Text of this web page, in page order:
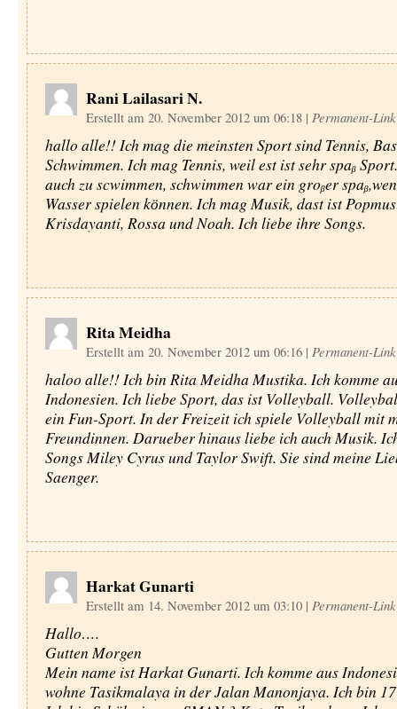
Rani Lailasari N.
Erstellt am 20. November 2012 um 06:18 | Permanent-Link
hallo alle!! Ich mag die meinsten Sport sind Tennis,
Schwimmen. Ich mag Tennis, weil est ist sehr spaᵦ
auch zu scwimmen, schwimmen war ein groᵦer
Wasser spielen kӧnnen. Ich mag Musik, dast ist
Krisdayanti, Rossa und Noah. Ich liebe ihre Songs.
Rita Meidha
Erstellt am 20. November 2012 um 06:16 | Permanent-Link
haloo alle!! Ich bin Rita Meidha Mustika. Ich komme
Indonesien. Ich liebe Sport, das ist Volleyball.
ein Fun-Sport. In der Freizeit ich spiele Volleyball mit
Freundinnen. Darueber hinaus liebe ich auch Musik.
Songs Miley Cyrus und Taylor Swift. Sie sind meine
Saenger.
Harkat Gunarti
Erstellt am 14. November 2012 um 03:10 | Permanent-Link
Hallo….
Gutten Morgen
Mein name ist Harkat Gunarti. Ich komme aus
wohne Tasikmalaya in der Jalan Manonjaya. Ich bin